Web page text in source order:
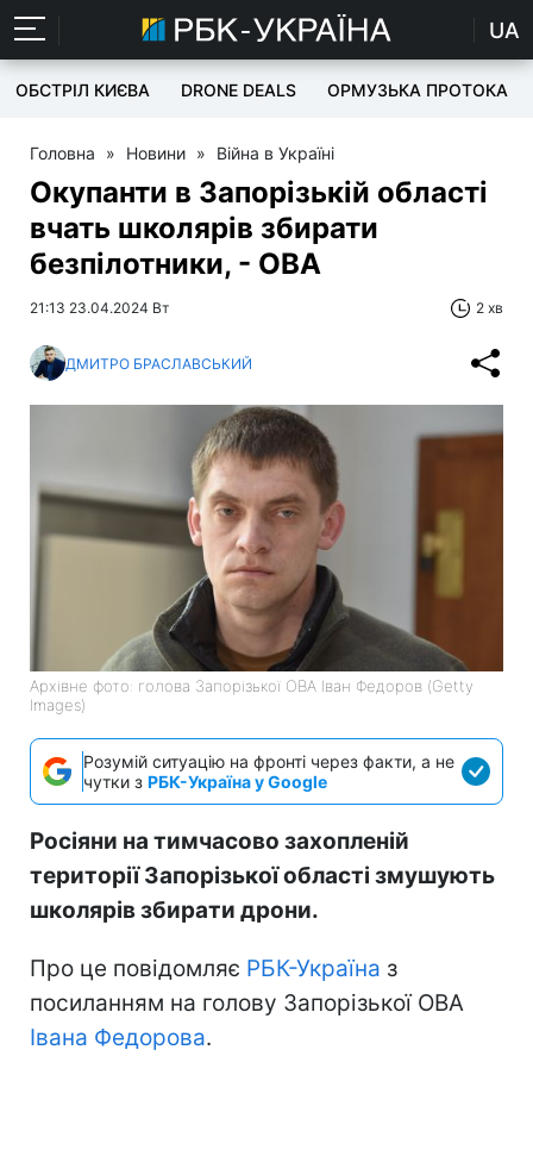
UA
ОБСТРІЛ КИЄВА DRONE DEALS ОРМУЗЬКА ПРОТОКА
Головна » Новини » Війна в Україні
Окупанти в Запорізькій області
вчать школярів збирати
безпілотники, - ОВА
21:13 23.04.2024 Вт 2 хв
ДМИТРО БРАСЛАВСЬКИЙ
Архівне фото: голова Запорізької ОВА Іван Федоров (Getty
Images)
Розумій ситуацію на фронті через факти, а не
чутки з РБК-Україна у Google
Росіяни на тимчасово захопленій
території Запорізької області змушують
школярів збирати дрони.
Про це повідомляє РБК-Україна з
посиланням на голову Запорізької ОВА
Івана Федорова.